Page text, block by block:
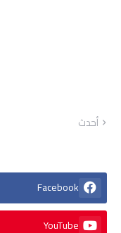
أحدث
Facebook
YouTube